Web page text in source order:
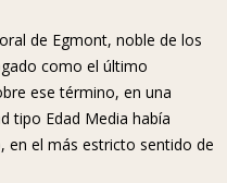
de Egmont, noble de los
como el último
ese término, en una
tipo Edad Media había
en el más estricto sentido de